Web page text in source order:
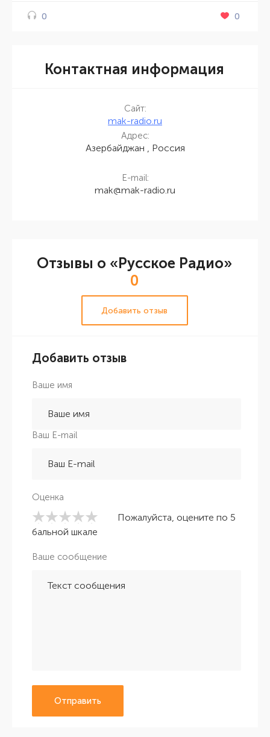
0 0
Контактная информация
Сайт:
mak-radio.ru
Адрес:
Азербайджан , Россия
E-mail:
mak@mak-radio.ru
Отзывы о «Русское Радио»
0
Добавить отзыв
Добавить отзыв
Ваше имя
Ваш E-mail
Оценка
Пожалуйста, оцените по 5
бальной шкале
Ваше сообщение
Отправить